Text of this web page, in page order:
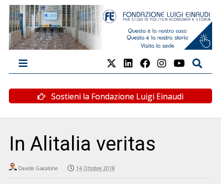
Sostieni la Fondazione Luigi Einaudi
In Alitalia veritas
Davide Giacalone 14 Ottobre 2018